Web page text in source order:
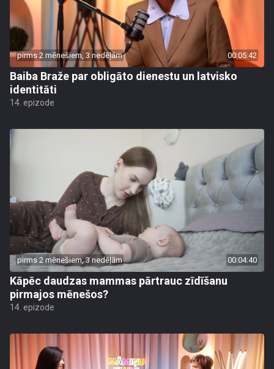
pirms 2 mēnešiem, 3 nedēļām 00:05:42
Baiba Braže par obligāto dienestu un latvisko
identitāti
14. epizode
pirms 2 mēnešiem, 3 nedēļām 00:04:40
Kāpēc daudzas mammas pārtrauc zīdīšanu
pirmajos mēnešos?
14. epizode